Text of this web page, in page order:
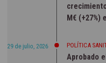
M€
29 de julio, 2026 POLÍTICA
Aprobado